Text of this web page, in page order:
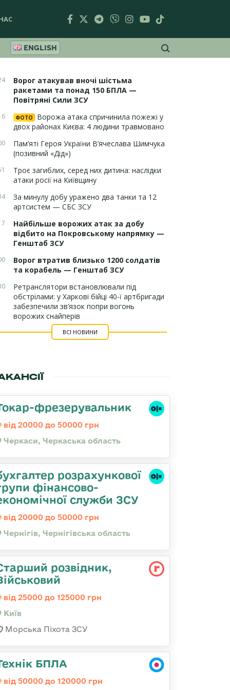
ENGLISH
Ворог атакував вночі шістьма
ракетами та понад 150 БПЛА —
Повітряні Сили ЗСУ
ФОТО
Ворожа атака спричинила пожежі у
двох районах Києва: 4 людини травмовано
Пам’яті Героя України В’ячеслава Шимчука
(позивний «Дід»)
Троє загиблих, серед них дитина: наслідки
атаки росії на Київщину
За минулу добу уражено два танки та 12
артсистем — СБС ЗСУ
Найбільше ворожих атак за добу
відбито на Покровському напрямку —
Генштаб ЗСУ
Ворог втратив близько 1200 солдатів
та корабель — Генштаб ЗСУ
Ретранслятори встановлювали під
обстрілами: у Харкові бійці 40-ї артбригади
забезпечили зв’язок попри вогонь
ворожих снайперів
ВСІ НОВИНИ
фрезерувальник
від 20000 до 50000 грн
Черкаси, Черкаська область
розрахункової
фінансово-
служби ЗСУ
від 20000 до 50000 грн
Чернігів, Чернігівська область
розвідник,
від 25000 до 125000 грн
Київ
Морська Піхота ЗСУ
БПЛА
від 50000 до 120000 грн